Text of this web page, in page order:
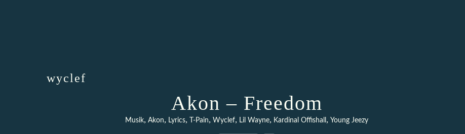
wyclef
Akon – Freedom
Musik, Akon, Lyrics, T-Pain, Wyclef, Lil Wayne, Kardinal Offishall , Young Jeezy